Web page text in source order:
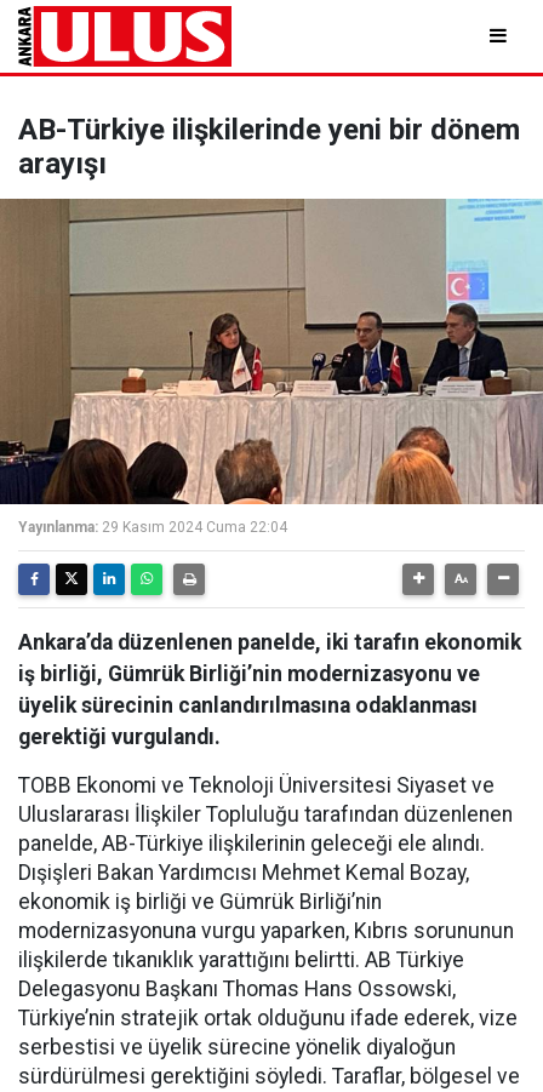
AB-Türkiye ilişkilerinde yeni bir dönem
arayışı
Yayınlanma: 29 Kasım 2024 Cuma 22:04
Ankara’da düzenlenen panelde, iki tarafın ekonomik
iş birliği, Gümrük Birliği’nin modernizasyonu ve
üyelik sürecinin canlandırılmasına odaklanması
gerektiği vurgulandı.
TOBB Ekonomi ve Teknoloji Üniversitesi Siyaset ve
Uluslararası İlişkiler Topluluğu tarafından düzenlenen
panelde, AB-Türkiye ilişkilerinin geleceği ele alındı.
Dışişleri Bakan Yardımcısı Mehmet Kemal Bozay,
ekonomik iş birliği ve Gümrük Birliği’nin
modernizasyonuna vurgu yaparken, Kıbrıs sorununun
ilişkilerde tıkanıklık yarattığını belirtti. AB Türkiye
Delegasyonu Başkanı Thomas Hans Ossowski,
Türkiye’nin stratejik ortak olduğunu ifade ederek, vize
serbestisi ve üyelik sürecine yönelik diyaloğun
sürdürülmesi gerektiğini söyledi. Taraflar, bölgesel ve